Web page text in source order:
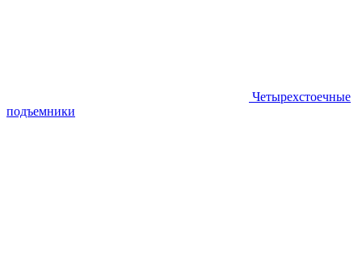
Четырехстоечные
подъемники